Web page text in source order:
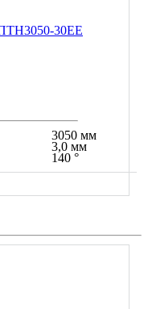
30ЕЕ
3050 мм
3,0 мм
140 °